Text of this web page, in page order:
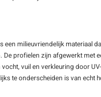
milieuvriendelijk materiaal
profielen zijn afgewerkt met
vuil en verkleuring door
te onderscheiden is van echt